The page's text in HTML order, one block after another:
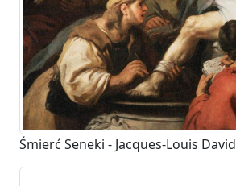
Śmierć Seneki - Jacques-Louis David